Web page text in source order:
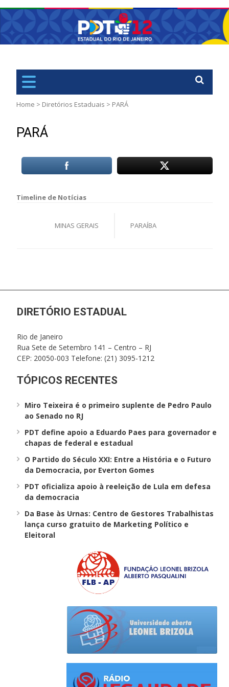
Home > Diretórios Estaduais > PARÁ
PARÁ
MINAS GERAIS PARAÍBA
DIRETÓRIO ESTADUAL
Rio de Janeiro
Rua Sete de Setembro 141 – Centro – RJ
CEP: 20050-003 Telefone: (21) 3095-1212
TÓPICOS RECENTES
Miro Teixeira é o primeiro suplente de Pedro Paulo
ao Senado no RJ
PDT define apoio a Eduardo Paes para governador e
chapas de federal e estadual
O Partido do Século XXI: Entre a História e o Futuro
da Democracia, por Everton Gomes
PDT oficializa apoio à reeleição de Lula em defesa
da democracia
Da Base às Urnas: Centro de Gestores Trabalhistas
lança curso gratuito de Marketing Político e
Eleitoral